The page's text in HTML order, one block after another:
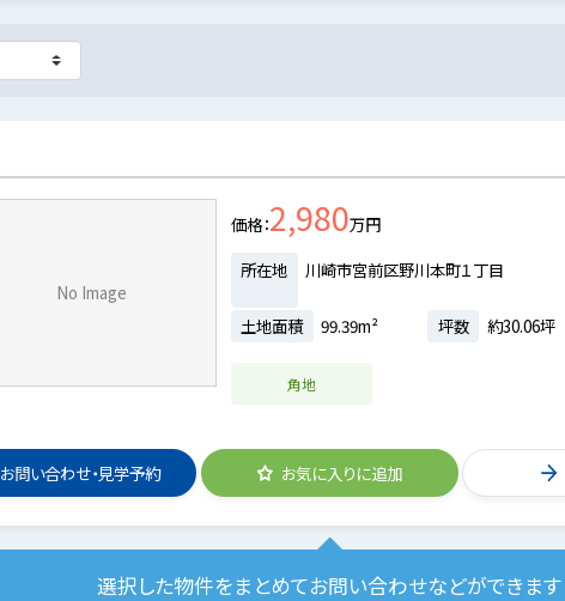
No Image
価格 2,980万円
所在地
川崎市宮前区野川本町１丁目
土地面積
99.39m² 坪数 約30.06坪
角地
お問い合わせ・見学予約 お気に入りに追加
選択した物件をまとめてお問い合わせなどができます